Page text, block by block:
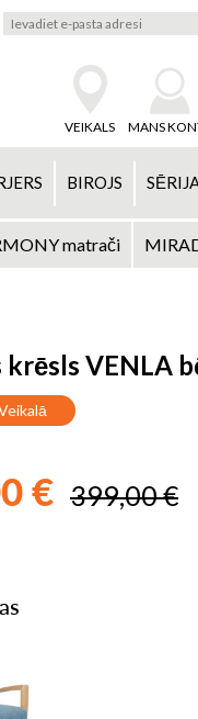
VEIKALS MANS
BIROJS
matrači
VENLA
€ 399,00 €